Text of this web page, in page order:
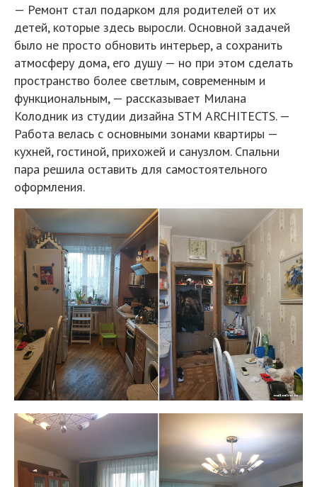
— Ремонт стал подарком для родителей от их
детей, которые здесь выросли. Основной задачей
было не просто обновить интерьер, а сохранить
атмосферу дома, его душу — но при этом сделать
пространство более светлым, современным и
функциональным, — рассказывает Милана
Колодник из студии дизайна STM ARCHITECTS. —
Работа велась с основными зонами квартиры —
кухней, гостиной, прихожей и санузлом. Спальни
пара решила оставить для самостоятельного
оформления.